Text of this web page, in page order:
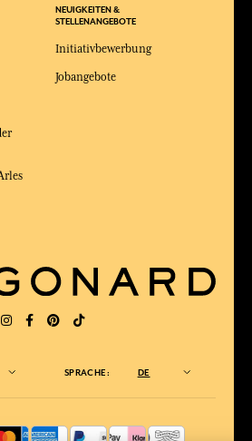
NEUIGKEITEN &
STELLENANGEBOTE
Initiativbewerbung
Jobangebote
SPRACHE: DE